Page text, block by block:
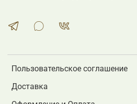
Пользовательское соглашение
Доставка